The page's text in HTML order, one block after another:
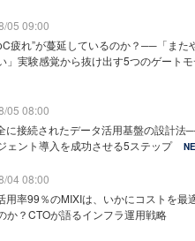
05 09:00
疲れ”が蔓延しているのか？──「また
」実験感覚から抜け出す5つのゲート
05 08:00
に接続されたデータ活用基盤の設計法
ェント導入を成功させる5ステップ
04 08:00
用率99％のMIXIは、いかにコストを最
か？CTOが語るインフラ運用戦略